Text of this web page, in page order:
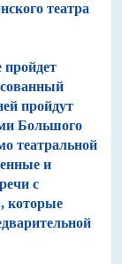
театра
пройдет
пройдут
Большого
театральной
и
с
которые